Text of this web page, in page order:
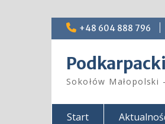
Skip
+48 604 888 796
Sokołów Małopolski
Start